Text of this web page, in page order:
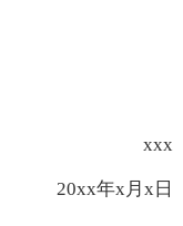
xxx
20xx年x月x日